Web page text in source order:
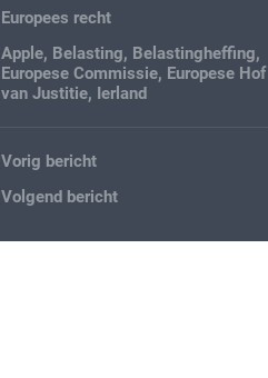
Europees recht
Apple, Belasting, Belastingheffing,
Europese Commissie, Europese Hof
van Justitie, Ierland
Vorig bericht
Volgend bericht